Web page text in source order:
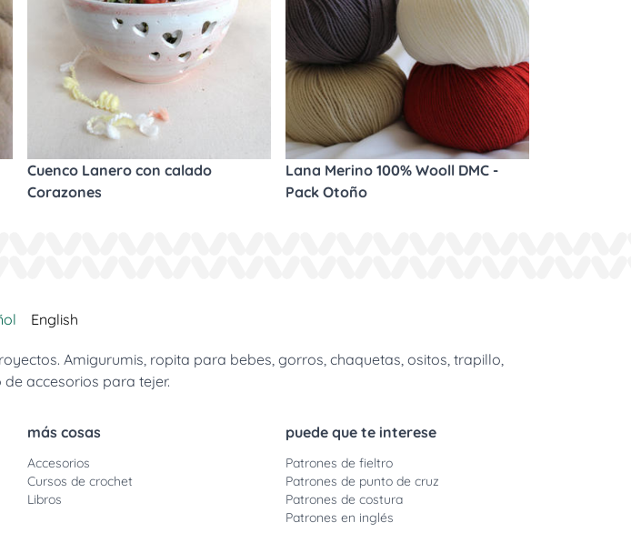
Cuenco Lanero con calado
Corazones
Lana Merino 100% Wooll DMC -
Pack Otoño
English
Amigurumis, ropita para bebes, gorros, chaquetas, ositos, trapillo,
accesorios para tejer.
más cosas
Accesorios
Cursos de crochet
Libros
puede que te interese
Patrones de fieltro
Patrones de punto de cruz
Patrones de costura
Patrones en inglés